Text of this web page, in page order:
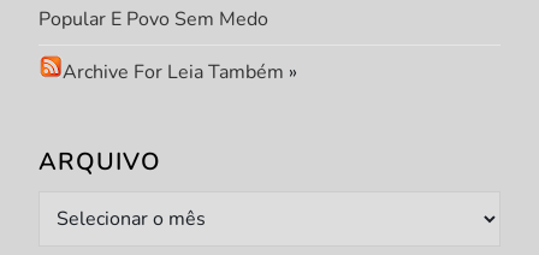
Popular E Povo Sem Medo
Archive For Leia Também »
ARQUIVO
Arquivo